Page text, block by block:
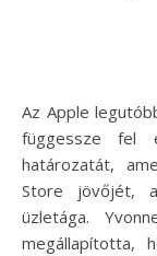
Az Apple legutóbb egy fellebbviteli bíróságtól kérte, hogy
függessze fel
határozatát,
Store jövőjét,
üzletága.
megállapította,